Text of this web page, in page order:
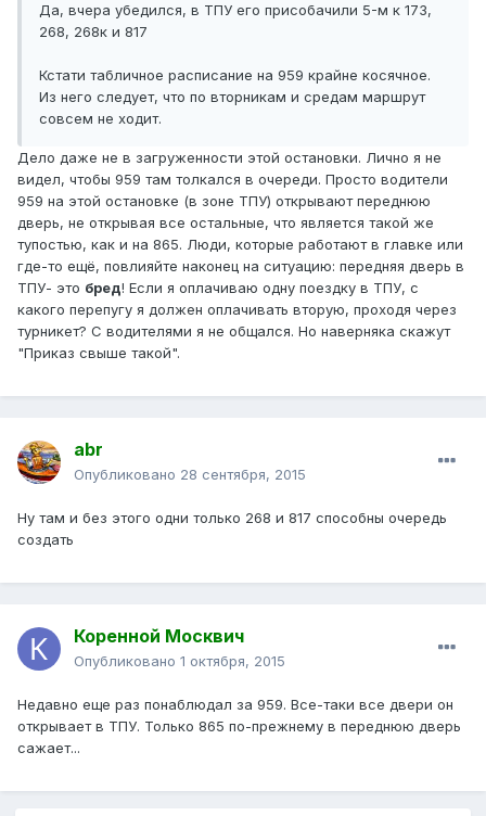
Да, вчера убедился, в ТПУ его присобачили 5-м к 173,
268, 268к и 817
Кстати табличное расписание на 959 крайне косячное.
Из него следует, что по вторникам и средам маршрут
совсем не ходит.
Дело даже не в загруженности этой остановки. Лично я не
видел, чтобы 959 там толкался в очереди. Просто водители
959 на этой остановке (в зоне ТПУ) открывают переднюю
дверь, не открывая все остальные, что является такой же
тупостью, как и на 865. Люди, которые работают в главке или
где-то ещё, повлияйте наконец на ситуацию: передняя дверь в
ТПУ- это бред! Если я оплачиваю одну поездку в ТПУ, с
какого перепугу я должен оплачивать вторую, проходя через
турникет? С водителями я не общался. Но наверняка скажут
"Приказ свыше такой".
abr
Опубликовано 28 сентября, 2015
Ну там и без этого одни только 268 и 817 способны очередь
создать
Коренной Москвич
Опубликовано 1 октября, 2015
Недавно еще раз понаблюдал за 959. Все-таки все двери он
открывает в ТПУ. Только 865 по-прежнему в переднюю дверь
сажает...